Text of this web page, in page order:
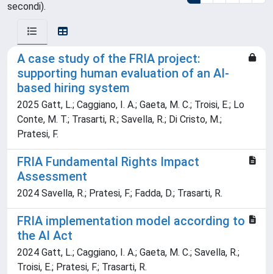
secondi).
A case study of the FRIA project:
supporting human evaluation of an AI-
based hiring system
2025 Gatt, L.; Caggiano, I. A.; Gaeta, M. C.; Troisi, E.; Lo
Conte, M. T.; Trasarti, R.; Savella, R.; Di Cristo, M.;
Pratesi, F.
FRIA Fundamental Rights Impact
Assessment
2024 Savella, R.; Pratesi, F.; Fadda, D.; Trasarti, R.
FRIA implementation model according to
the AI Act
2024 Gatt, L.; Caggiano, I. A.; Gaeta, M. C.; Savella, R.;
Troisi, E.; Pratesi, F.; Trasarti, R.